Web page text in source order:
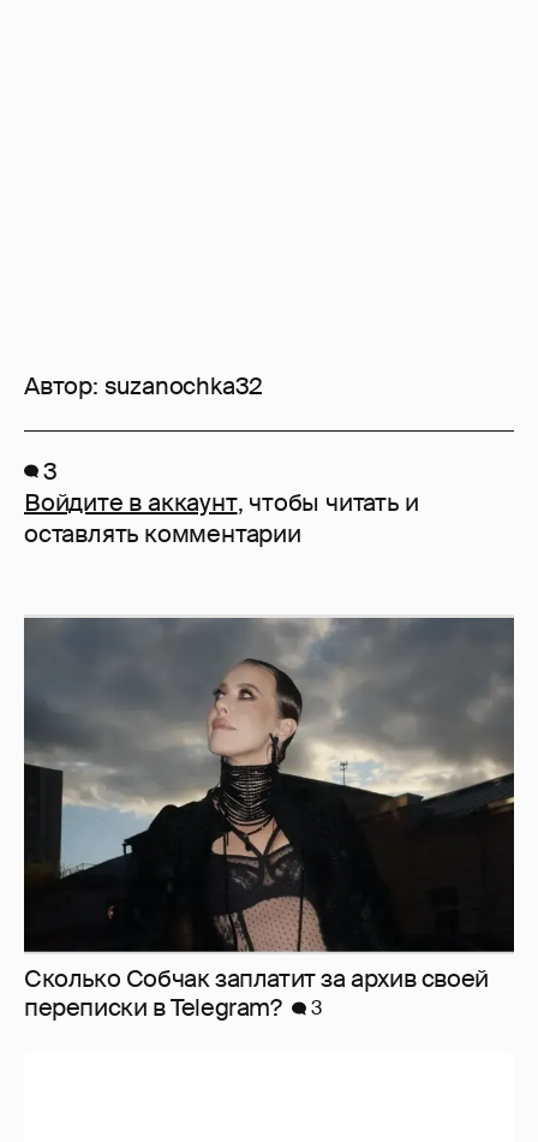
Автор: suzanochka32
3
Войдите в аккаунт, чтобы читать и
оставлять комментарии
Сколько Собчак заплатит за архив своей
перeписки в Telegram?
3